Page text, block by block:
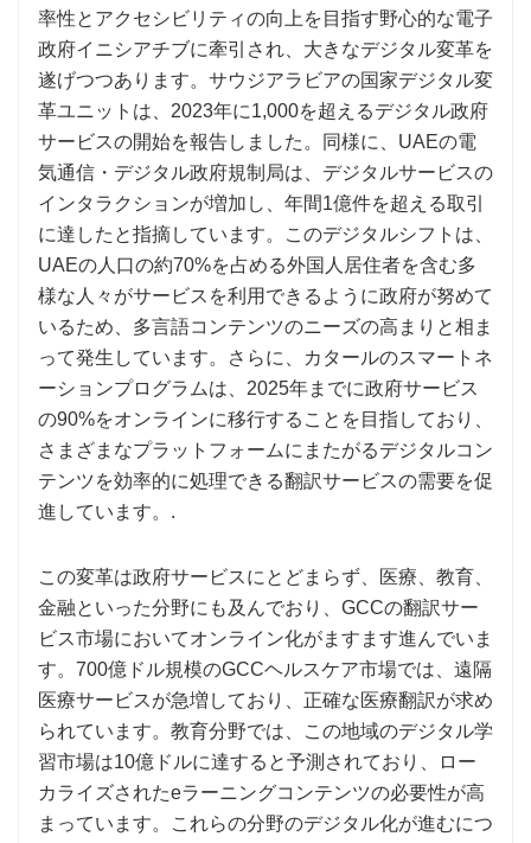
率性とアクセシビリティの向上を目指す野心的な電子
政府イニシアチブに牽引され、大きなデジタル変革を
遂げつつあります。サウジアラビアの国家デジタル変
革ユニットは、2023年に1,000を超えるデジタル政府
サービスの開始を報告しました。同様に、UAEの電
気通信・デジタル政府規制局は、デジタルサービスの
インタラクションが増加し、年間1億件を超える取引
に達したと指摘しています。このデジタルシフトは、
UAEの人口の約70%を占める外国人居住者を含む多
様な人々がサービスを利用できるように政府が努めて
いるため、多言語コンテンツのニーズの高まりと相ま
って発生しています。さらに、カタールのスマートネ
ーションプログラムは、2025年までに政府サービス
の90%をオンラインに移行することを目指しており、
さまざまなプラットフォームにまたがるデジタルコン
テンツを効率的に処理できる翻訳サービスの需要を促
進しています。.
この変革は政府サービスにとどまらず、医療、教育、
金融といった分野にも及んでおり、GCCの翻訳サー
ビス市場においてオンライン化がますます進んでいま
す。700億ドル規模のGCCヘルスケア市場では、遠隔
医療サービスが急増しており、正確な医療翻訳が求め
られています。教育分野では、この地域のデジタル学
習市場は10億ドルに達すると予測されており、ロー
カライズされたeラーニングコンテンツの必要性が高
まっています。これらの分野のデジタル化が進むにつ